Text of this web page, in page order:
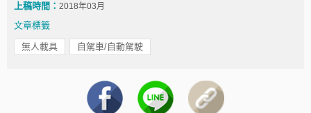
上稿時間： 2018年03月
文章標籤
無人載具 自駕車/自動駕駛